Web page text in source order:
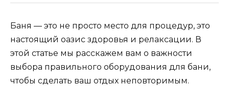
Баня — это не просто место для процедур, это
настоящий оазис здоровья и релаксации. В
этой статье мы расскажем вам о важности
выбора правильного оборудования для бани,
чтобы сделать ваш отдых неповторимым.